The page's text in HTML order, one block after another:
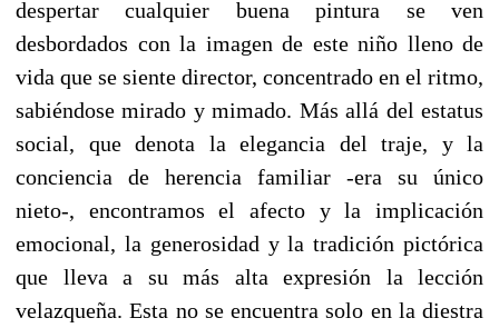
despertar cualquier buena pintura se ven
desbordados con la imagen de este niño lleno de
vida que se siente director, concentrado en el ritmo,
sabiéndose mirado y mimado. Más allá del estatus
social, que denota la elegancia del traje, y la
conciencia de herencia familiar -era su único
nieto-, encontramos el afecto y la implicación
emocional, la generosidad y la tradición pictórica
que lleva a su más alta expresión la lección
velazqueña. Esta no se encuentra solo en la diestra